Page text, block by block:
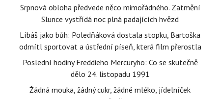
Srpnová obloha předvede něco mimořádného. Zatmění
Slunce vystřídá noc plná padajících hvězd
Líbáš jako bůh: Poledňáková dostala stopku, Bartoška
odmítl sportovat a ústřední píseň, která film přerostla
Poslední hodiny Freddieho Mercuryho: Co se skutečně
dělo 24. listopadu 1991
Žádná mouka, žádný cukr, žádné mléko, jídelníček